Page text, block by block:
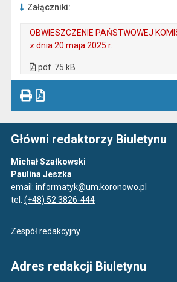
Załączniki:
OBWIESZCZENIE PAŃSTWOWEJ
z dnia 20 maja 2025 r.
pdf 75 kB
Główni redaktorzy Biuletynu
Michał Szałkowski
Paulina Jeszka
email: informatyk@um.koronowo.pl
tel: (+48) 52 3826-444
Zespół redakcyjny
Adres redakcji Biuletynu